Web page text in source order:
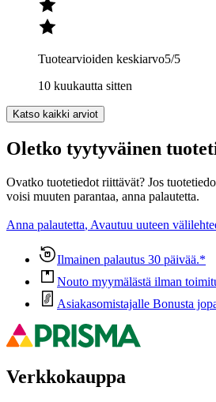
Tuotearvioiden keskiarvo5/5
10 kuukautta sitten
Katso kaikki arviot
Oletko tyytyväinen
Ovatko tuotetiedot riittävät? Jos
voisi muuten parantaa, anna palautetta.
Anna palautetta, Avautuu uuteen
Ilmainen palautus 30 päivää.*
Nouto myymälästä ilman
Asiakasomistajalle Bonusta
Verkkokauppa